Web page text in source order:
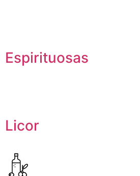
Espirituosas
Licor